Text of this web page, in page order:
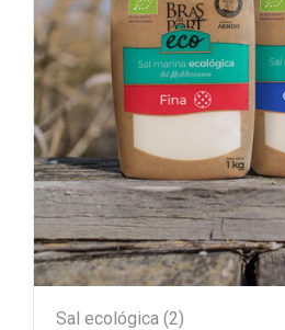
Sal ecológica (2)